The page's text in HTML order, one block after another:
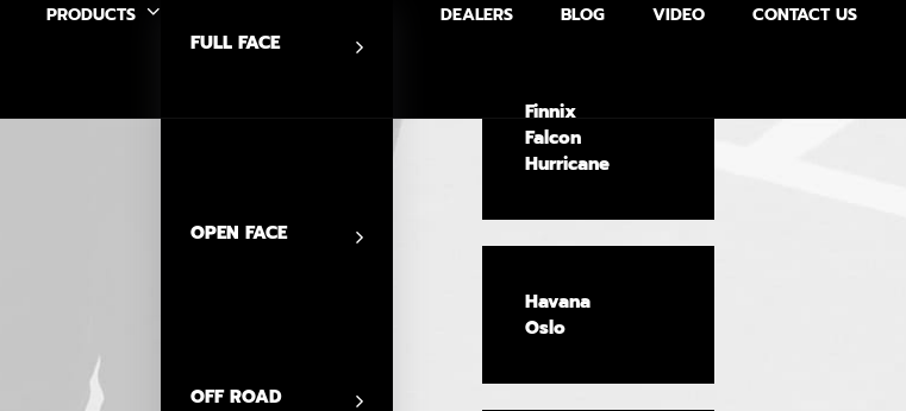
PRODUCTS
FULL FACE
Finnix
Falcon
Hurricane
OPEN FACE
Havana
Oslo
OFF ROAD
DEALERS BLOG VIDEO CONTACT US